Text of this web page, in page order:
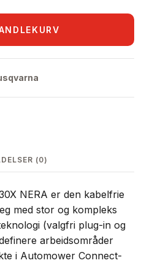
(0)
NERA er den kabelfrie
med stor og kompleks
(valgfri plug-in og
arbeidsområder
i Automower Connect-